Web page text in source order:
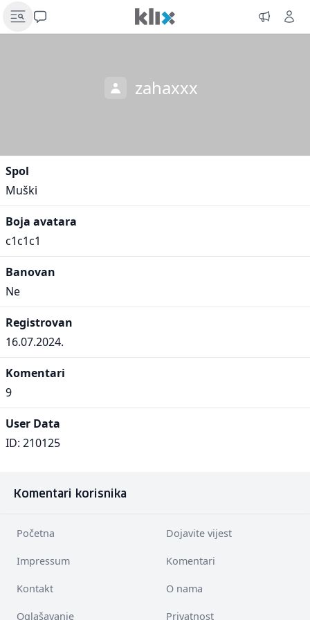
zahaxxx
Spol
Muški
Boja avatara
c1c1c1
Banovan
Ne
Registrovan
16.07.2024.
Komentari
9
User Data
ID: 210125
Komentari korisnika
Početna Dojavite vijest
Impressum Komentari
Kontakt O nama
Oglašavanje Privatnost